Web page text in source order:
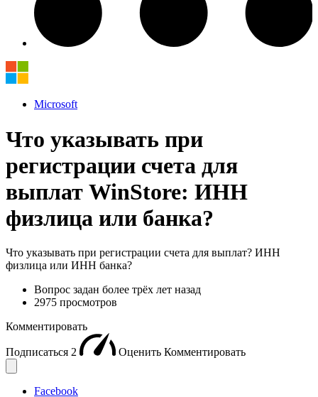
Microsoft
Что указывать при
регистрации счета для
выплат WinStore: ИНН
физлица или банка?
Что указывать при регистрации счета для выплат? ИНН
физлица или ИНН банка?
Вопрос задан более трёх лет назад
2975 просмотров
Комментировать
Подписаться 2 Оценить Комментировать
Facebook